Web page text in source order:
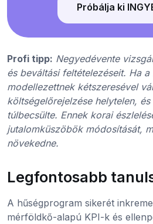
Próbálja ki
Profi tipp: Negyedévente
és beváltási feltételezéseit. Ha
modellezettnek kétszeresével
költségelőrejelzése helytelen, és
túlbecsülte. Ennek korai
jutalomküszöbök módosítását,
növekedne.
Legfontosabb
A hűségprogram sikerét
mérföldkő-alapú KPI-k és